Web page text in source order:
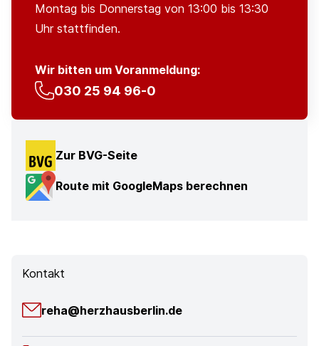
Montag bis Donnerstag von 13:00 bis 13:30
Uhr stattfinden.
Wir bitten um Voranmeldung:
030 25 94 96-0
Zur BVG-Seite
Route mit GoogleMaps berechnen
Kontakt
reha@herzhausberlin.de